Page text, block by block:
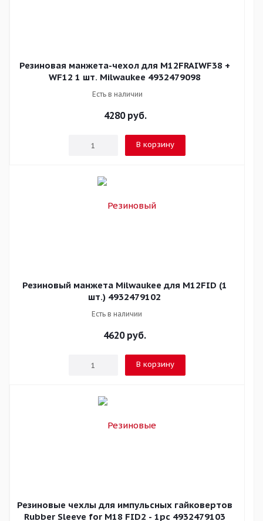
Резиновая манжета-чехол для M12FRAIWF38 +
WF12 1 шт. Milwaukee 4932479098
Есть в наличии
4280руб.
В корзину
Резиновый манжета Milwaukee для M12FID (1
шт.) 4932479102
Есть в наличии
4620руб.
В корзину
Резиновые чехлы для импульсных гайковертов
Rubber Sleeve for M18 FID2 - 1pc 4932479103